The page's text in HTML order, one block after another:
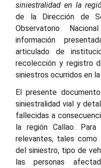
siniestralidad en la
de la Dirección de
Observatorio
información
articulado de
recolección y registro
siniestros ocurridos en la
El presente
siniestralidad vial y
fallecidas a
la región Callao.
relevantes, tales como
del siniestro, tipo de
las personas